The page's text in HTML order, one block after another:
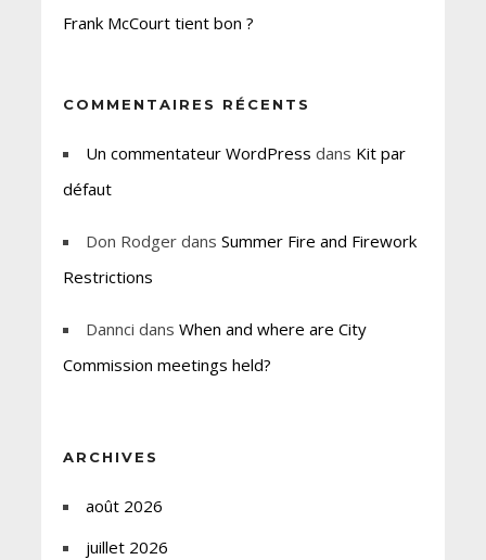
Frank McCourt tient bon ?
COMMENTAIRES RÉCENTS
Un commentateur WordPress dans Kit par
défaut
Don Rodgerdans Summer Fire and Firework
Restrictions
Dannci dans When and where are City
Commission meetings held?
ARCHIVES
août 2026
juillet 2026